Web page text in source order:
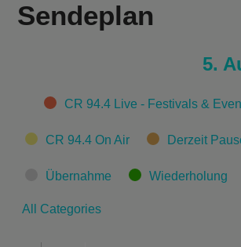
Sendeplan
5.
CategoriesCR 94.4 Live - Festivals &
CR 94.4 On Air Derzeit
Übernahme Wiederholung
All Categories